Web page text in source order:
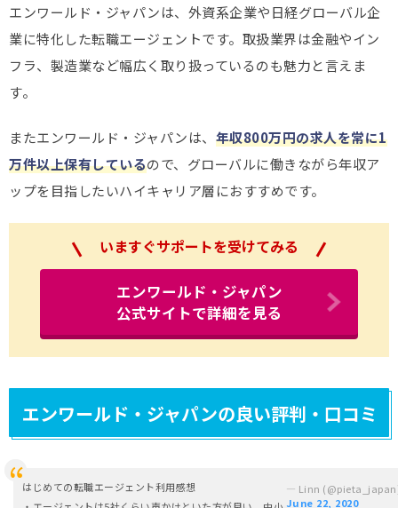
エンワールド・ジャパンは、外資系企業や日経グローバル企
業に特化した転職エージェントです。取扱業界は金融やイン
フラ、製造業など幅広く取り扱っているのも魅力と言えま
す。
またエンワールド・ジャパンは、 年収800万円の求人を常に1
万件以上保有しているので、グローバルに働きながら年収ア
ップを目指したいハイキャリア層におすすめです。
いますぐサポートを受けてみる
エンワールド・ジャパン
公式サイトで詳細を見る
エンワールド・ジャパンの良い評判・口コミ
はじめての転職エージェント利用感想
— Linn
June 22, 2020